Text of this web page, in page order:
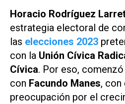
Horacio Rodríguez
estrategia electoral de
las elecciones 2023
con la Unión Cívica
Cívica. Por eso,
con Facundo Manes, con
preocupación por el